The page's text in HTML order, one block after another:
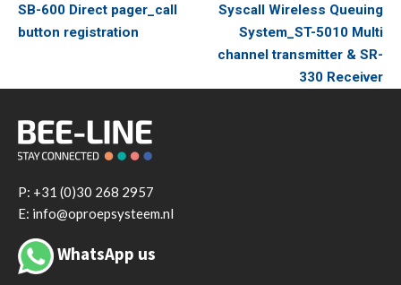
Bericht
navigatie
SB-600 Direct pager_call
button registration
Syscall Wireless Queuing
System_ST-5010 Multi
channel transmitter & SR-
330 Receiver
P: +31 (0)30 268 2957
E: info@oproepsysteem.nl
WhatsApp us